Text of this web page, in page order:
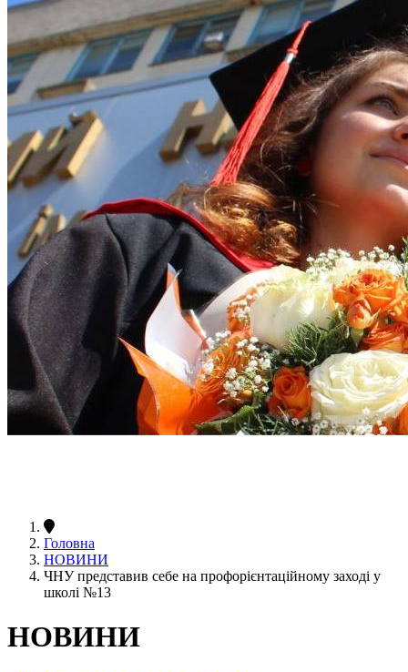
Головна
НОВИНИ
ЧНУ представив себе на профорієнтаційному заході у
школі №13
НОВИНИ